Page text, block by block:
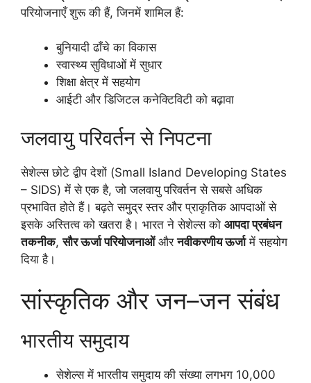
परियोजनाएँ शुरू की हैं, जिनमें शामिल हैं:
बुनियादी ढाँचे का विकास
स्वास्थ्य सुविधाओं में सुधार
शिक्षा क्षेत्र में सहयोग
आईटी और डिजिटल कनेक्टिविटी को बढ़ावा
जलवायु परिवर्तन से निपटना
सेशेल्स छोटे द्वीप देशों (Small Island Developing States
– SIDS) में से एक है, जो जलवायु परिवर्तन से सबसे अधिक
प्रभावित होते हैं। बढ़ते समुद्र स्तर और प्राकृतिक आपदाओं से
इसके अस्तित्व को खतरा है। भारत ने सेशेल्स को आपदा प्रबंधन
तकनीक,सौर ऊर्जा परियोजनाओंऔरनवीकरणीय ऊर्जामें सहयोग
दिया है।
सांस्कृतिक और जन–जन संबंध
भारतीय समुदाय
सेशेल्स में भारतीय समुदाय की संख्या लगभग 10,000